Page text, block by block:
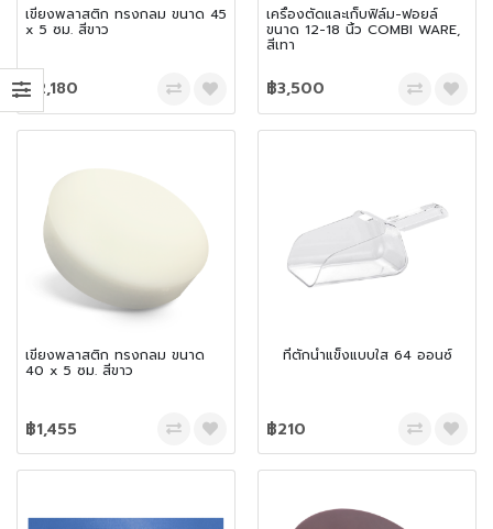
เขียงพลาสติก ทรงกลม ขนาด 45
x 5 ซม. สีขาว
฿2,180
เครื่องตัดและเก็บฟิล์ม-ฟอยล์
ขนาด 12-18 นิ้ว COMBI WARE,
สีเทา
฿3,500
เขียงพลาสติก ทรงกลม ขนาด
40 x 5 ซม. สีขาว
฿1,455
ที่ตักน้ำแข็งแบบใส 64 ออนซ์
฿210